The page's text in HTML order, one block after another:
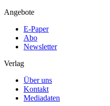
Angebote
E-Paper
Abo
Newsletter
Verlag
Über uns
Kontakt
Mediadaten